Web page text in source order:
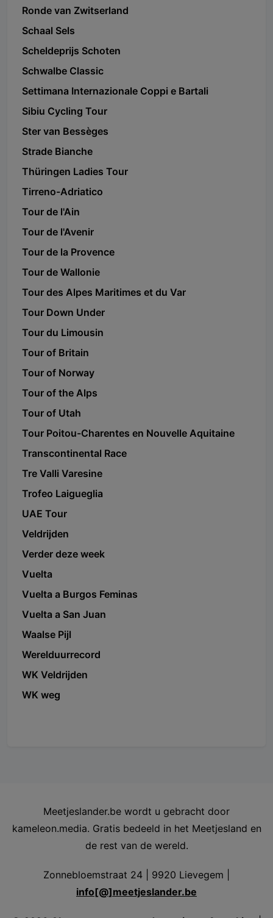
Ronde van Zwitserland
Schaal Sels
Scheldeprijs Schoten
Schwalbe Classic
Settimana Internazionale Coppi e Bartali
Sibiu Cycling Tour
Ster van Bessèges
Strade Bianche
Thüringen Ladies Tour
Tirreno-Adriatico
Tour de l'Ain
Tour de l'Avenir
Tour de la Provence
Tour de Wallonie
Tour des Alpes Maritimes et du Var
Tour Down Under
Tour du Limousin
Tour of Britain
Tour of Norway
Tour of the Alps
Tour of Utah
Tour Poitou-Charentes en Nouvelle Aquitaine
Transcontinental Race
Tre Valli Varesine
Trofeo Laigueglia
UAE Tour
Veldrijden
Verder deze week
Vuelta
Vuelta a Burgos Feminas
Vuelta a San Juan
Waalse Pijl
Werelduurrecord
WK Veldrijden
WK weg
Meetjeslander.be wordt u gebracht door
kameleon.media. Gratis bedeeld in het Meetjesland en
de rest van de wereld.
Zonnebloemstraat 24 | 9920 Lievegem |
info[@]meetjeslander.be